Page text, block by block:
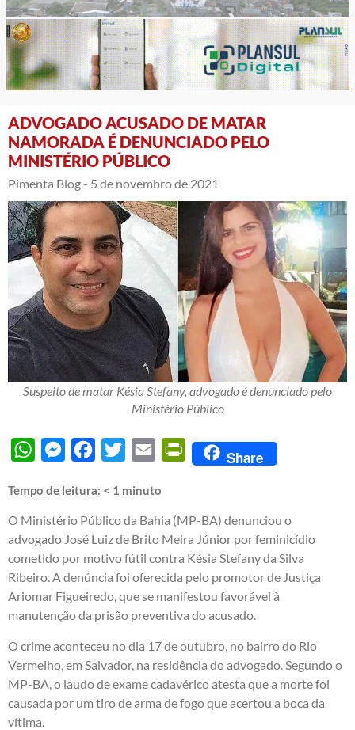
ADVOGADO ACUSADO DE MATAR
NAMORADA É DENUNCIADO PELO
MINISTÉRIO PÚBLICO
Pimenta Blog - 5 de novembro de 2021
Suspeito de matar Késia Stefany, advogado é denunciado pelo
Ministério Público
WhatsAppMessengerFacebook
Twitter Email PrintFriendly
Share
Tempo de leitura: < 1 minuto
O Ministério Público da Bahia (MP-BA) denunciou o
advogado José Luiz de Brito Meira Júnior por feminicídio
cometido por motivo fútil contra Késia Stefany da Silva
Ribeiro. A denúncia foi oferecida pelo promotor de Justiça
Ariomar Figueiredo, que se manifestou favorável à
manutenção da prisão preventiva do acusado.
O crime aconteceu no dia 17 de outubro, no bairro do Rio
Vermelho, em Salvador, na residência do advogado. Segundo o
MP-BA, o laudo de exame cadavérico atesta que a morte foi
causada por um tiro de arma de fogo que acertou a boca da
vítima.